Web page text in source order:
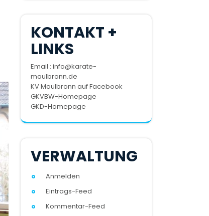
KONTAKT +
LINKS
Email : info@karate-
maulbronn.de
KV Maulbronn auf Facebook
GKVBW-Homepage
GKD-Homepage
VERWALTUNG
Anmelden
Eintrags-Feed
Kommentar-Feed